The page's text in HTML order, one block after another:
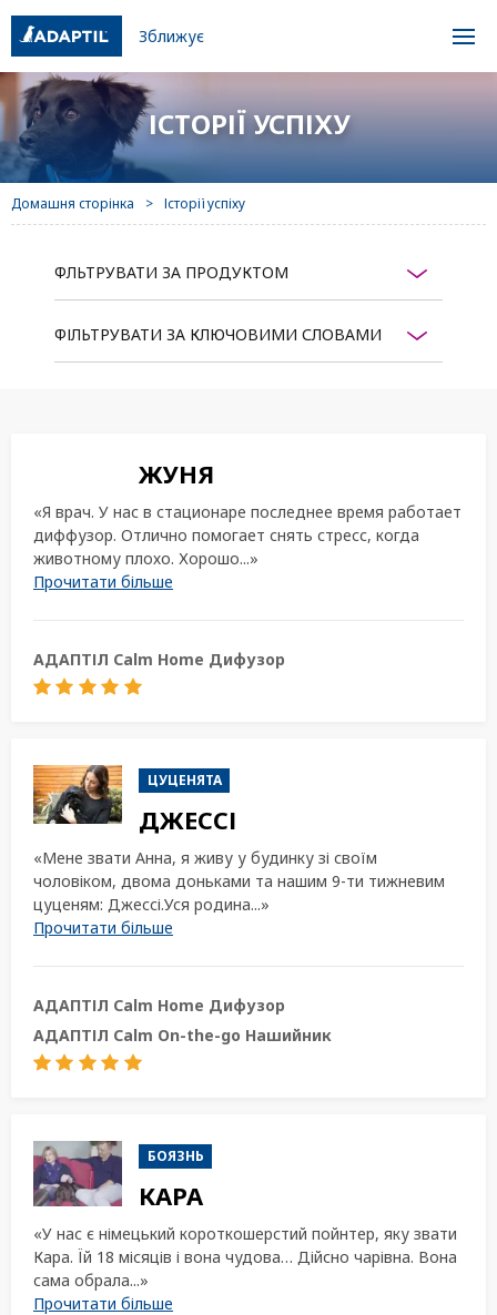
Зближує
ІСТОРІЇ УСПІХУ
Домашня сторінка Історії успіху
ФЛЬТРУВАТИ ЗА ПРОДУКТОМ
ФІЛЬТРУВАТИ ЗА КЛЮЧОВИМИ СЛОВАМИ
ЖУНЯ
«Я врач. У нас в стационаре последнее время работает
диффузор. Отлично помогает снять стресс, когда
животному плохо. Хорошо...»
Прочитати більше
АДАПТІЛ Calm Home Дифузор
ЦУЦЕНЯТА
ДЖЕССІ
«Мене звати Анна, я живу у будинку зі своїм
чоловіком, двома доньками та нашим 9-ти тижневим
цуценям: Джессі.Уся родина...»
Прочитати більше
АДАПТІЛ Calm Home Дифузор
АДАПТІЛ Calm On-the-go Нашийник
БОЯЗНЬ
КАРА
«У нас є німецький короткошерстий пойнтер, яку звати
Кара. Їй 18 місяців і вона чудова… Дійсно чарівна. Вона
сама обрала...»
Прочитати більше